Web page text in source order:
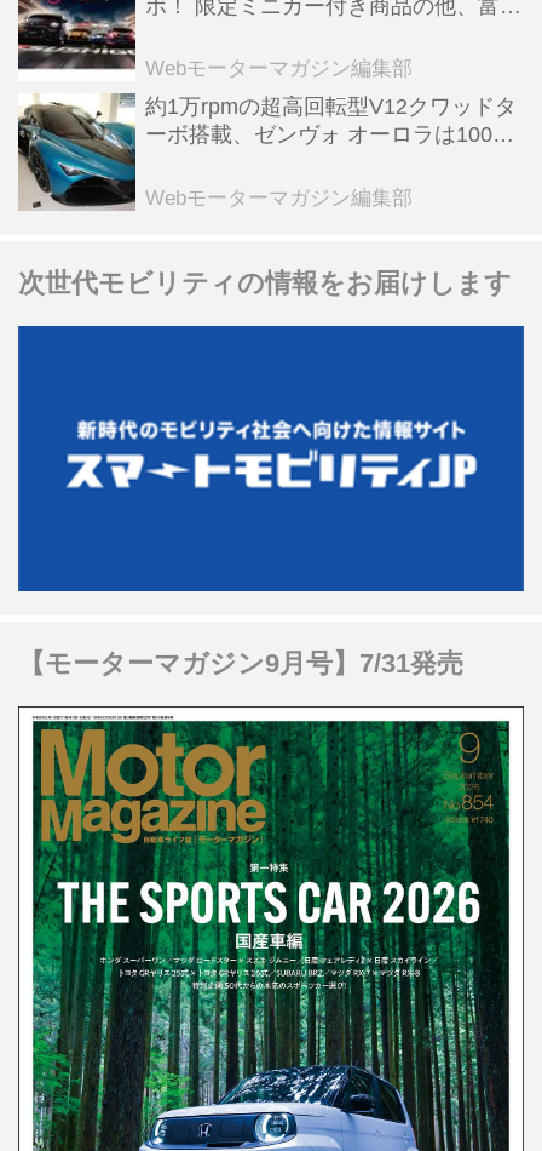
ボ！ 限定ミニカー付き商品の他、富士
る抽選企画などを展開
Webモーターマガジン編集部
約1万rpmの超高回転型V12クワッドタ
ーボ搭載、ゼンヴォ オーロラは100台
【スーパーカークロニクル・完全版／
Webモーターマガジン編集部
次世代モビリティの情報をお届けします
【モーターマガジン9月号】7/31発売